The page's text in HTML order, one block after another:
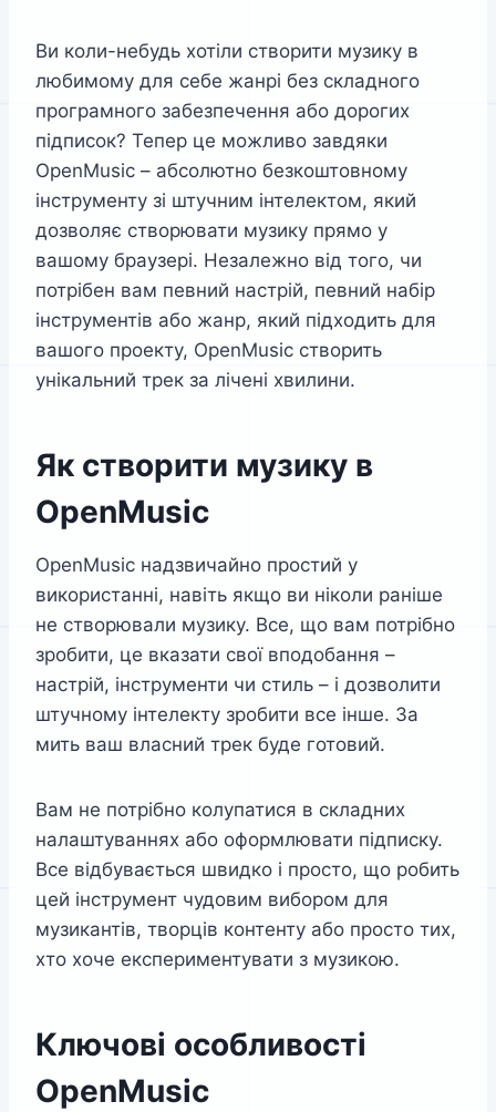
Ви коли-небудь хотіли створити музику в
любимому для себе жанрі без складного
програмного забезпечення або дорогих
підписок? Тепер це можливо завдяки
OpenMusic – абсолютно безкоштовному
інструменту зі штучним інтелектом, який
дозволяє створювати музику прямо у
вашому браузері. Незалежно від того, чи
потрібен вам певний настрій, певний набір
інструментів або жанр, який підходить для
вашого проекту, OpenMusic створить
унікальний трек за лічені хвилини.
Як створити музику в
OpenMusic
OpenMusic надзвичайно простий у
використанні, навіть якщо ви ніколи раніше
не створювали музику. Все, що вам потрібно
зробити, це вказати свої вподобання –
настрій, інструменти чи стиль – і дозволити
штучному інтелекту зробити все інше. За
мить ваш власний трек буде готовий.
Вам не потрібно колупатися в складних
налаштуваннях або оформлювати підписку.
Все відбувається швидко і просто, що робить
цей інструмент чудовим вибором для
музикантів, творців контенту або просто тих,
хто хоче експериментувати з музикою.
Ключові особливості
OpenMusic